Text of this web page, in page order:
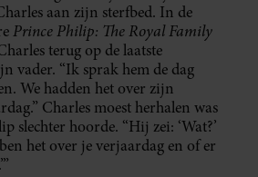
aan zijn sterfbed. In de
Prince Philip: The Royal Family
terug op de laatste
vader. “Ik sprak hem de dag
We hadden het over zijn
Charles moest herhalen was
slechter hoorde. “Hij zei: ‘Wat?’
het over je verjaardag en of er